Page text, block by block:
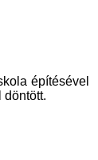
építésével
döntött.